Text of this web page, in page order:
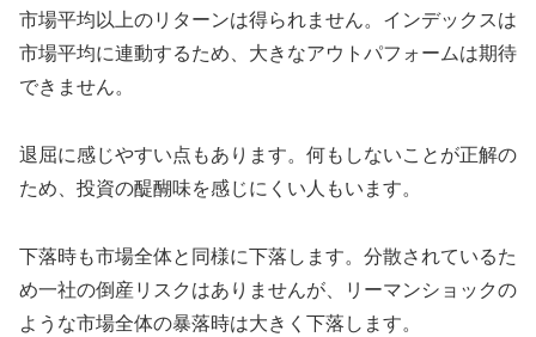
市場平均以上のリターンは得られません。インデックスは
市場平均に連動するため、大きなアウトパフォームは期待
できません。
退屈に感じやすい点もあります。何もしないことが正解の
ため、投資の醍醐味を感じにくい人もいます。
下落時も市場全体と同様に下落します。分散されているた
め一社の倒産リスクはありませんが、リーマンショックの
ような市場全体の暴落時は大きく下落します。